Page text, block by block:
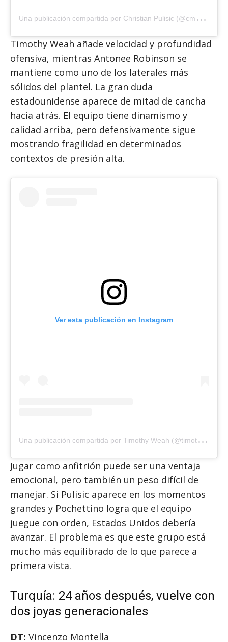
U
na publicación compartida por Christian Pulisic (@cmpulisic)
Timothy Weah añade velocidad y profundidad
ofensiva, mientras Antonee Robinson se
mantiene como uno de los laterales más
sólidos del plantel. La gran duda
estadounidense aparece de mitad de cancha
hacia atrás. El equipo tiene dinamismo y
calidad arriba, pero defensivamente sigue
mostrando fragilidad en determinados
contextos de presión alta.
Ver esta publicación en Instagram
U
na publicación compartida por Timothy Weah (@timothyweah)
Jugar como anfitrión puede ser una ventaja
emocional, pero también un peso difícil de
manejar. Si Pulisic aparece en los momentos
grandes y Pochettino logra que el equipo
juegue con orden, Estados Unidos debería
avanzar. El problema es que este grupo está
mucho más equilibrado de lo que parece a
primera vista.
Turquía: 24 años después, vuelve con
dos joyas generacionales
DT: Vincenzo Montella